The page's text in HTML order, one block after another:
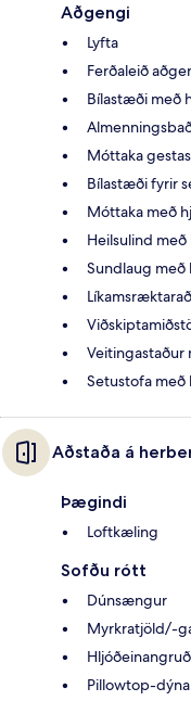
Aðgengi
Lyfta
Ferðaleið
Bílastæði með
Móttaka
Bílastæði fyrir
Móttaka með
Heilsulind
Sundlaug með
Veitingastaður
Setustofa með
Aðstaða á
Þægindi
Loftkæling
Sofðu rótt
Dúnsængur
Myrkratjöld/-
Pillowtop-dýna